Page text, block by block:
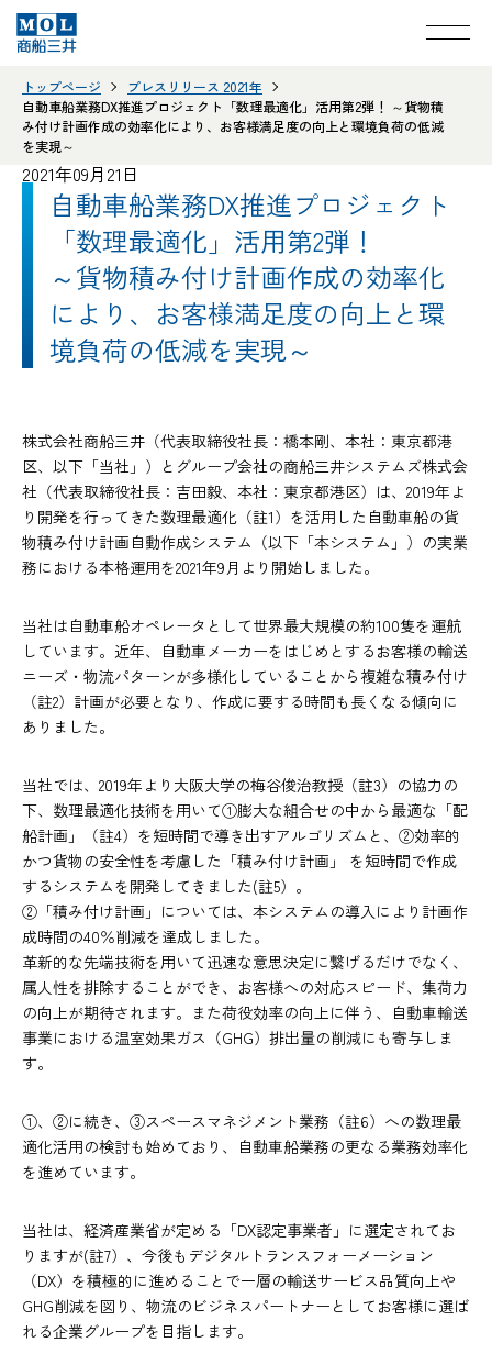
トップページ
プレスリリース 2021年
自動車船業務DX推進プロジェクト「数理最適化」活用第2弾！ ～貨物積
み付け計画作成の効率化により、お客様満足度の向上と環境負荷の低減
を実現～
2021年09月21日
自動車船業務DX推進プロジェクト
「数理最適化」活用第2弾！
～貨物積み付け計画作成の効率化
により、お客様満足度の向上と環
境負荷の低減を実現～
株式会社商船三井（代表取締役社長：橋本剛、本社：東京都港
区、以下「当社」）とグループ会社の商船三井システムズ株式会
社（代表取締役社長：吉田毅、本社：東京都港区）は、2019年よ
り開発を行ってきた数理最適化（註1）を活用した自動車船の貨
物積み付け計画自動作成システム（以下「本システム」）の実業
務における本格運用を2021年9月より開始しました。
当社は自動車船オペレータとして世界最大規模の約100隻を運航
しています。近年、自動車メーカーをはじめとするお客様の輸送
ニーズ・物流パターンが多様化していることから複雑な積み付け
（註2）計画が必要となり、作成に要する時間も長くなる傾向に
ありました。
当社では、2019年より大阪大学の梅谷俊治教授（註3）の協力の
下、数理最適化技術を用いて①膨大な組合せの中から最適な「配
船計画」（註4）を短時間で導き出すアルゴリズムと、②効率的
かつ貨物の安全性を考慮した「積み付け計画」 を短時間で作成
するシステムを開発してきました(註5）。
②「積み付け計画」については、本システムの導入により計画作
成時間の40％削減を達成しました。
革新的な先端技術を用いて迅速な意思決定に繋げるだけでなく、
属人性を排除することができ、お客様への対応スピード、集荷力
の向上が期待されます。また荷役効率の向上に伴う、自動車輸送
事業における温室効果ガス（GHG）排出量の削減にも寄与しま
す。
①、②に続き、③スペースマネジメント業務（註6）への数理最
適化活用の検討も始めており、自動車船業務の更なる業務効率化
を進めています。
当社は、経済産業省が定める「DX認定事業者」に選定されてお
りますが(註7）、今後もデジタルトランスフォーメーション
（DX）を積極的に進めることで一層の輸送サービス品質向上や
GHG削減を図り、物流のビジネスパートナーとしてお客様に選ば
れる企業グループを目指します。